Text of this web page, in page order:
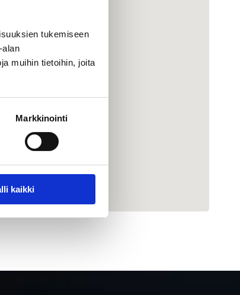
tukemiseen
muihin tietoihin, joita
Markkinointi
kaikki